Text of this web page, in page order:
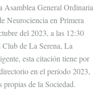
Asamblea General Ordinaria
Neurociencia en Primera
del 2023, a las 12:30
de La Serena, La
esta citación tiene por
en el período 2023,
de la Sociedad.